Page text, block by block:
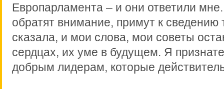
Европарламента – и они ответили
обратят внимание, примут к сведению
сказала, и мои слова, мои советы
сердцах, их уме в будущем. Я
добрым лидерам, которые